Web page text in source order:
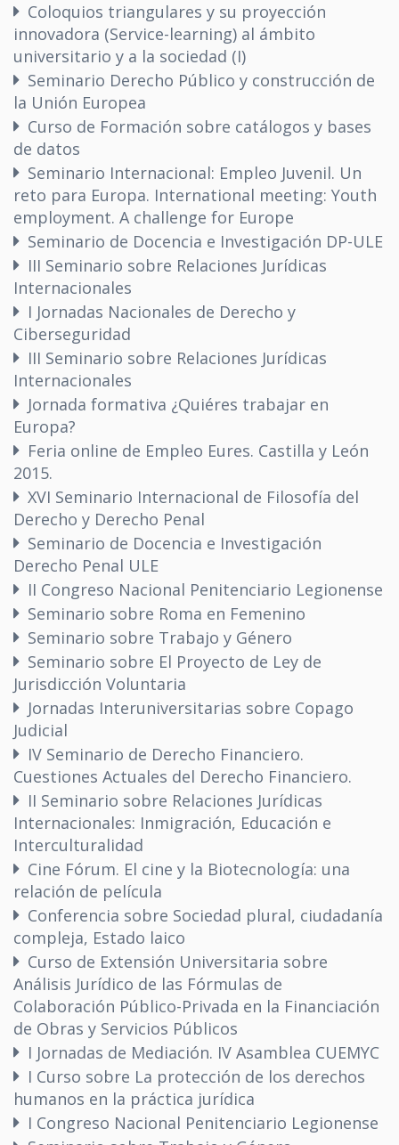
Coloquios triangulares y su proyección
innovadora (Service-learning) al ámbito
universitario y a la sociedad (I)
Seminario Derecho Público y construcción de
la Unión Europea
Curso de Formación sobre catálogos y bases
de datos
Seminario Internacional: Empleo Juvenil. Un
reto para Europa. International meeting: Youth
employment. A challenge for Europe
Seminario de Docencia e Investigación DP-ULE
III Seminario sobre Relaciones Jurídicas
Internacionales
I Jornadas Nacionales de Derecho y
Ciberseguridad
III Seminario sobre Relaciones Jurídicas
Internacionales
Jornada formativa ¿Quiéres trabajar en
Europa?
Feria online de Empleo Eures. Castilla y León
2015.
XVI Seminario Internacional de Filosofía del
Derecho y Derecho Penal
Seminario de Docencia e Investigación
Derecho Penal ULE
II Congreso Nacional Penitenciario Legionense
Seminario sobre Roma en Femenino
Seminario sobre Trabajo y Género
Seminario sobre El Proyecto de Ley de
Jurisdicción Voluntaria
Jornadas Interuniversitarias sobre Copago
Judicial
IV Seminario de Derecho Financiero.
Cuestiones Actuales del Derecho Financiero.
II Seminario sobre Relaciones Jurídicas
Internacionales: Inmigración, Educación e
Interculturalidad
Cine Fórum. El cine y la Biotecnología: una
relación de película
Conferencia sobre Sociedad plural, ciudadanía
compleja, Estado laico
Curso de Extensión Universitaria sobre
Análisis Jurídico de las Fórmulas de
Colaboración Público-Privada en la Financiación
de Obras y Servicios Públicos
I Jornadas de Mediación. IV Asamblea CUEMYC
I Curso sobre La protección de los derechos
humanos en la práctica jurídica
I Congreso Nacional Penitenciario Legionense